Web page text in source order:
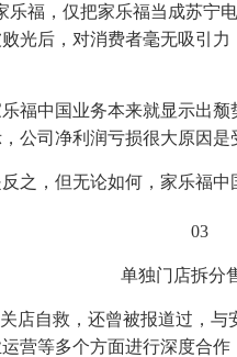
乐福，仅把家乐福当成苏宁
光后，对消费者毫无吸引
福中国业务本来就显示出
公司净利润亏损很大原因是
之，但无论如何，家乐福中
03
单独门店拆分
店自救，还曾被报道过，
营等多个方面进行深度合